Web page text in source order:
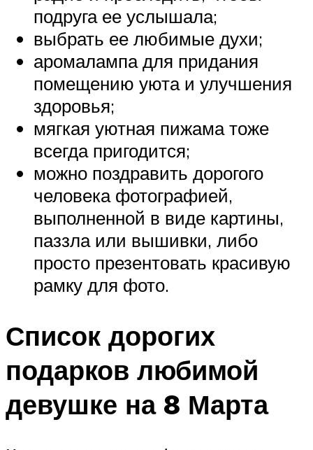
подруга ее услышала;
выбрать ее любимые духи;
аромалампа для придания
помещению уюта и улучшения
здоровья;
мягкая уютная пижама тоже
всегда пригодится;
можно поздравить дорогого
человека фотографией,
выполненной в виде картины,
паззла или вышивки, либо
просто презентовать красивую
рамку для фото.
Список дорогих
подарков любимой
девушке на 8 Марта